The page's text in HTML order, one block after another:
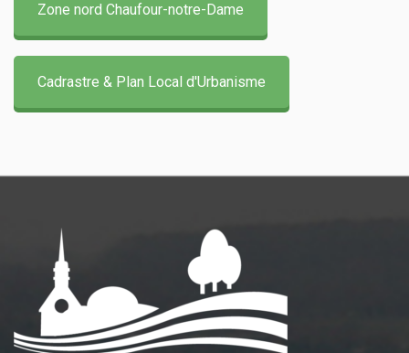
Zone nord Chaufour-notre-Dame
Cadrastre & Plan Local d'Urbanisme